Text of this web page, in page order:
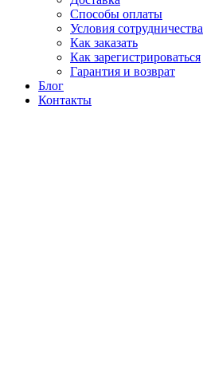
Способы оплаты
Условия сотрудничества
Как заказать
Как зарегистрироваться
Гарантия и возврат
Блог
Контакты